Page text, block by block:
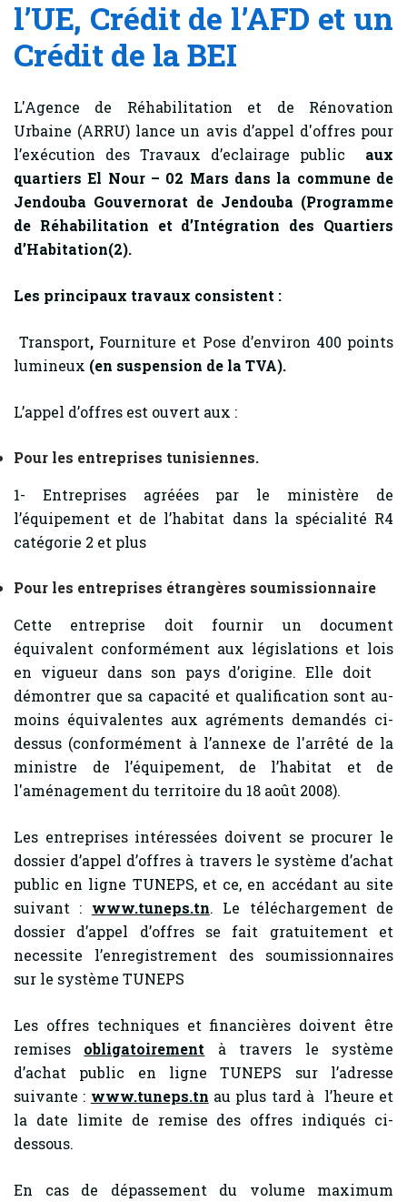
l’UE, Crédit de l’AFD et un
Crédit de la BEI
L'Agence de Réhabilitation et de Rénovation
Urbaine (ARRU) lance un avis d’appel d'offres pour
l’exécution des Travaux d’eclairage public aux
quartiers El Nour – 02 Mars dans la commune de
Jendouba Gouvernorat de Jendouba (Programme
de Réhabilitation et d’Intégration des Quartiers
d’Habitation(2).
Les principaux travaux consistent :
Transport, Fourniture et Pose d’environ 400 points
lumineux (en suspension de la TVA).
L’appel d’offres est ouvert aux :
Pour les entreprises tunisiennes.
1- Entreprises agréées par le ministère de
l’équipement et de l’habitat dans la spécialité R4
catégorie 2 et plus
Pour les entreprises étrangères soumissionnaire
Cette entreprise doit fournir un document
équivalent conformément aux législations et lois
en vigueur dans son pays d’origine. Elle doit
démontrer que sa capacité et qualification sont au-
moins équivalentes aux agréments demandés ci-
dessus (conformément à l’annexe de l'arrêté de la
ministre de l’équipement, de l’habitat et de
l'aménagement du territoire du 18 août 2008).
Les entreprises intéressées doivent se procurer le
dossier d’appel d’offres à travers le système d’achat
public en ligne TUNEPS, et ce, en accédant au site
suivant : www.tuneps.tn. Le téléchargement de
dossier d’appel d’offres se fait gratuitement et
necessite l’enregistrement des soumissionnaires
sur le système TUNEPS
Les offres techniques et financières doivent être
remises obligatoirement à travers le système
d’achat public en ligne TUNEPS sur l’adresse
suivante : www.tuneps.tn au plus tard à l’heure et
la date limite de remise des offres indiqués ci-
dessous.
En cas de dépassement du volume maximum